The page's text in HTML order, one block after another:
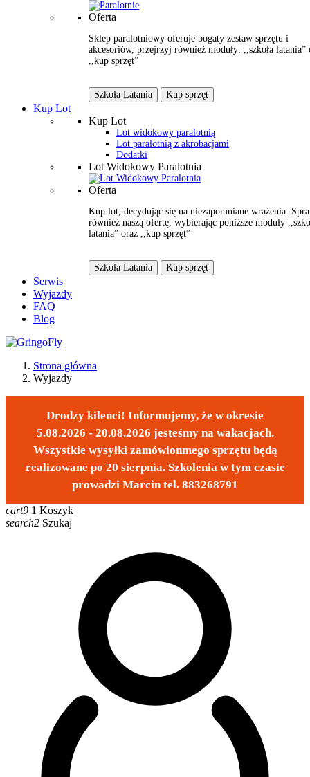
Oferta
Sklep paralotniowy oferuje bogaty zestaw sprzętu i
akcesoriów, przejrzyj również moduły: ,,szkoła latania”
,,kup sprzęt”
Szkoła Latania Kup sprzęt
Kup Lot
Kup Lot
Lot widokowy paralotnią
Lot paralotnią z akrobacjami
Dodatki
Lot Widokowy Paralotnia
Oferta
Kup lot, decydując się na niezapomniane wrażenia.
również naszą ofertę, wybierając poniższe moduły
latania” oraz ,,kup sprzęt”
Szkoła Latania Kup sprzęt
Serwis
Wyjazdy
FAQ
Blog
Strona główna
Wyjazdy
Drodzy kilenci! Informujemy, że w okresie
5.08.2026 - 20.08.2026 jesteśmy na wakacjach.
Wszystkie wysyłki zamówionmego sprzętu będą
realizowane po 20 sierpnia. Szkolenia w tym czasie
prowadzi Marcin tel. 883268791
cart9 1 Koszyk
search2 Szukaj